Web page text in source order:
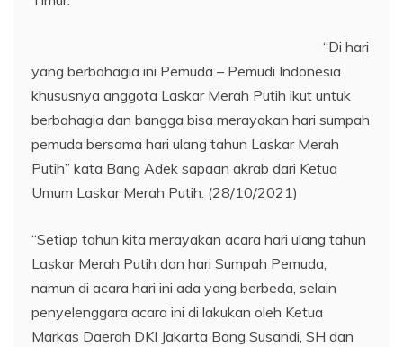
“Di hari
yang berbahagia ini Pemuda – Pemudi Indonesia
khususnya anggota Laskar Merah Putih ikut untuk
berbahagia dan bangga bisa merayakan hari sumpah
pemuda bersama hari ulang tahun Laskar Merah
Putih” kata Bang Adek sapaan akrab dari Ketua
Umum Laskar Merah Putih. (28/10/2021)
“Setiap tahun kita merayakan acara hari ulang tahun
Laskar Merah Putih dan hari Sumpah Pemuda,
namun di acara hari ini ada yang berbeda, selain
penyelenggara acara ini di lakukan oleh Ketua
Markas Daerah DKI Jakarta Bang Susandi, SH dan